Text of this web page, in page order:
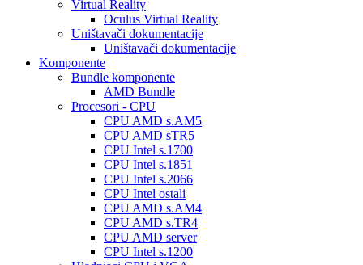
Virtual Reality
Oculus Virtual Reality
Uništavači dokumentacije
Uništavači dokumentacije
Komponente
Bundle komponente
AMD Bundle
Procesori - CPU
CPU AMD s.AM5
CPU AMD sTR5
CPU Intel s.1700
CPU Intel s.1851
CPU Intel s.2066
CPU Intel ostali
CPU AMD s.AM4
CPU AMD s.TR4
CPU AMD server
CPU Intel s.1200